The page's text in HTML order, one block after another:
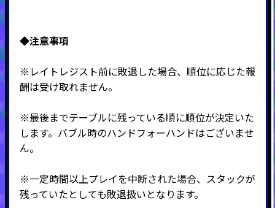
◆注意事項
※レイトレジスト前に敗退した場合、順位に応じた報
酬は受け取れません。
※最後までテーブルに残っている順に順位が決定いた
します。バブル時のハンドフォーハンドはございませ
ん。
※一定時間以上プレイを中断された場合、スタックが
残っていたとしても敗退扱いとなります。